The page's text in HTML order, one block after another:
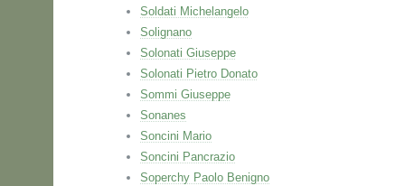
Soldati Michelangelo
Solignano
Solonati Giuseppe
Solonati Pietro Donato
Sommi Giuseppe
Sonanes
Soncini Mario
Soncini Pancrazio
Soperchy Paolo Benigno